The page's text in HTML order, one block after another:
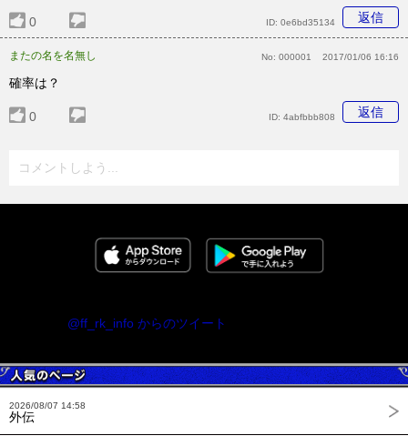
0 返信
ID: 0e6bd35134
またの名を名無し No: 000001 2017/01/06 16:16
確率は？
0 返信
ID: 4abfbbb808
コメントしよう...
@ff_rk_info からのツイート
2026/08/07 14:58
外伝